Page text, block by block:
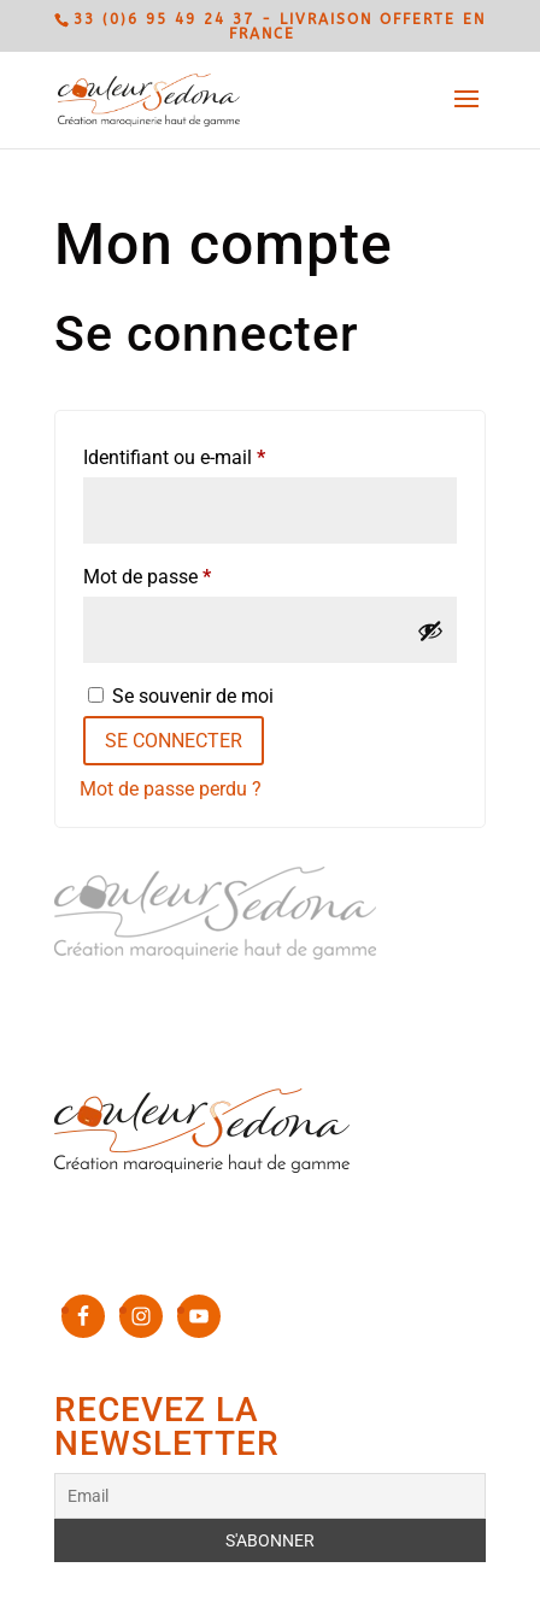
33 (0)6 95 49 24 37 - LIVRAISON OFFERTE EN
FRANCE
Mon compte
Se connecter
Identifiant ou e-mail *Obligatoire
Mot de passe *Obligatoire
Se souvenir de moi
SE CONNECTER
Mot de passe perdu ?
RECEVEZ LA
NEWSLETTER